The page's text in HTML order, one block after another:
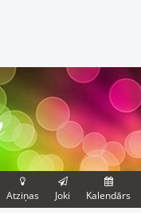
Atziņas Joki Kalendārs